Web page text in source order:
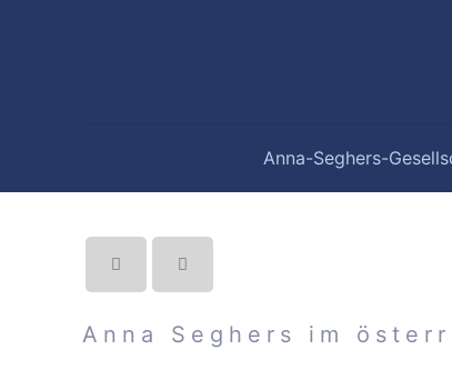
Anna-Seghers-
Anna Seghers im